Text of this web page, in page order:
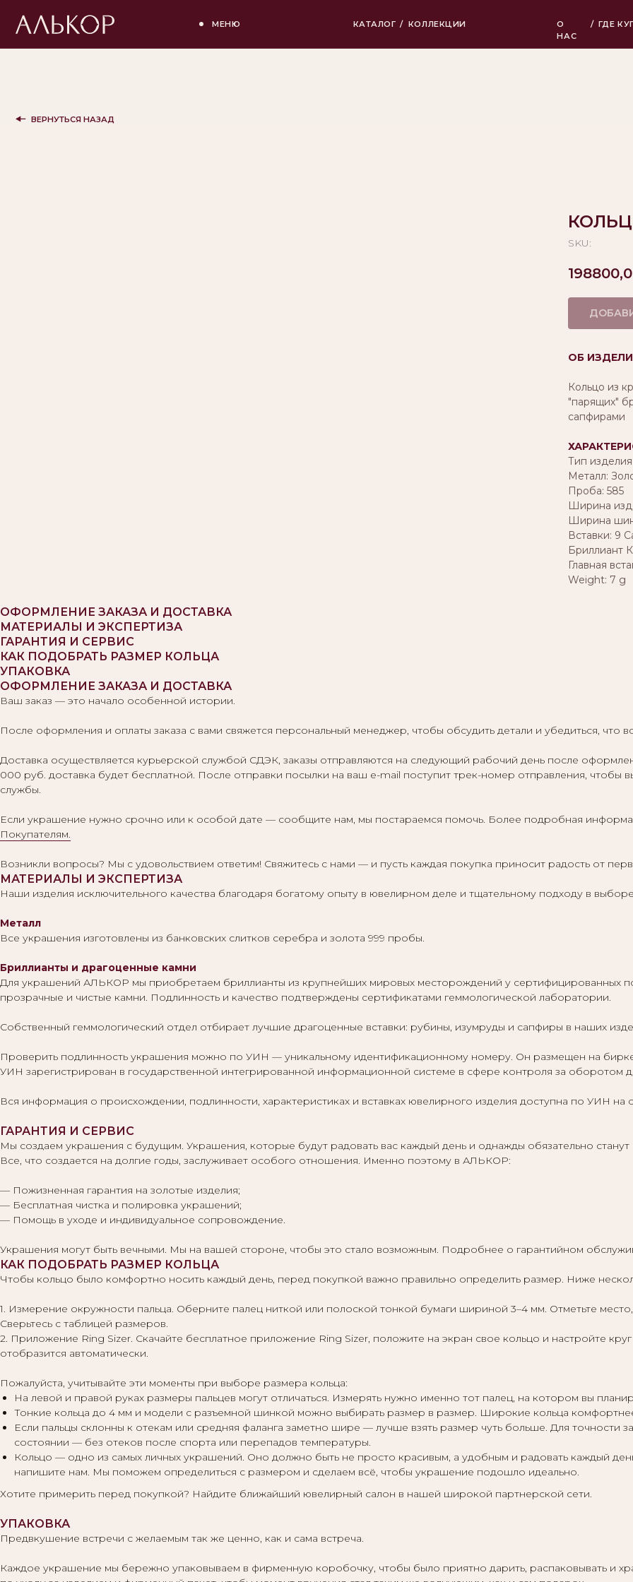
МЕНЮ КАТАЛОГ / КОЛЛЕКЦИИ ГДЕ КУПИТЬ
SKU:
ОБ
Кольцо из
"парящих"
сапфирами
Тип
Металл:
Проба: 585
Ширина
Ширина
Вставки: 9
Бриллиант
Главная
Weight: 7 g
ОФОРМЛЕНИЕ ЗАКАЗА И ДОСТАВКА
МАТЕРИАЛЫ И ЭКСПЕРТИЗА
ГАРАНТИЯ И СЕРВИС
КАК ПОДОБРАТЬ РАЗМЕР КОЛЬЦА
УПАКОВКА
ОФОРМЛЕНИЕ ЗАКАЗА И ДОСТАВКА
Ваш заказ — это начало особенной истории.
После оформления и оплаты заказа с вами свяжется персональный менеджер, чтобы обсудить детали и убедиться, что
Доставка осуществляется курьерской службой СДЭК, заказы отправляются на следующий рабочий день после
000 руб. доставка будет бесплатной. После отправки посылки на ваш e-mail поступит трек-номер отправления, чтобы
службы.
Если украшение нужно срочно или к особой дате — сообщите нам, мы постараемся помочь. Более подробная
Покупателям.
Возникли вопросы? Мы с удовольствием ответим! Свяжитесь с нами — и пусть каждая покупка приносит радость от
МАТЕРИАЛЫ И ЭКСПЕРТИЗА
Наши изделия исключительного качества благодаря богатому опыту в ювелирном деле и тщательному подходу в
Металл
Все украшения изготовлены из банковских слитков серебра и золота 999 пробы.
Бриллианты и драгоценные камни
Для украшений АЛЬКОР мы приобретаем бриллианты из крупнейших мировых месторождений у сертифицированных
прозрачные и чистые камни. Подлинность и качество подтверждены сертификатами геммологической лаборатории.
Собственный геммологический отдел отбирает лучшие драгоценные вставки: рубины, изумруды и сапфиры в наших
Проверить подлинность украшения можно по УИН — уникальному идентификационному номеру. Он размещен на
УИН зарегистрирован в государственной интегрированной информационной системе в сфере контроля за оборотом
Вся информация о происхождении, подлинности, характеристиках и вставках ювелирного изделия доступна по УИН на
ГАРАНТИЯ И СЕРВИС
Мы создаем украшения с будущим. Украшения, которые будут радовать вас каждый день и однажды обязательно
Все, что создается на долгие годы, заслуживает особого отношения. Именно поэтому в АЛЬКОР:
— Пожизненная гарантия на золотые изделия;
— Бесплатная чистка и полировка украшений;
— Помощь в уходе и индивидуальное сопровождение.
Украшения могут быть вечными. Мы на вашей стороне, чтобы это стало возможным. Подробнее о гарантийном
КАК ПОДОБРАТЬ РАЗМЕР КОЛЬЦА
Чтобы кольцо было комфортно носить каждый день, перед покупкой важно правильно определить размер. Ниже
1. Измерение окружности пальца. Оберните палец ниткой или полоской тонкой бумаги шириной 3–4 мм. Отметьте
Сверьтесь с таблицей размеров.
2. Приложение Ring Sizer. Скачайте бесплатное приложение Ring Sizer, положите на экран свое кольцо и настройте
отобразится автоматически.
Пожалуйста, учитывайте эти моменты при выборе размера кольца:
На левой и правой руках размеры пальцев могут отличаться. Измерять нужно именно тот палец, на котором вы
Тонкие кольца до 4 мм и модели с разъемной шинкой можно выбирать размер в размер. Широкие кольца
Если пальцы склонны к отекам или средняя фаланга заметно шире — лучше взять размер чуть больше. Для
состоянии — без отеков после спорта или перепадов температуры.
Кольцо — одно из самых личных украшений. Оно должно быть не просто красивым, а удобным и радовать каждый
напишите нам. Мы поможем определиться с размером и сделаем всё, чтобы украшение подошло идеально.
Хотите примерить перед покупкой? Найдите ближайший ювелирный салон в нашей широкой партнерской сети.
УПАКОВКА
Предвкушение встречи с желаемым так же ценно, как и сама встреча.
Каждое украшение мы бережно упаковываем в фирменную коробочку, чтобы было приятно дарить, распаковывать и